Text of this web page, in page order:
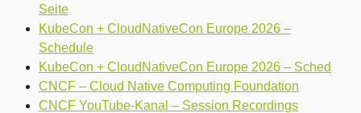
Seite
KubeCon + CloudNativeCon Europe 2026 –
Schedule
KubeCon + CloudNativeCon Europe 2026 – Sched
CNCF – Cloud Native Computing Foundation
CNCF YouTube-Kanal – Session Recordings